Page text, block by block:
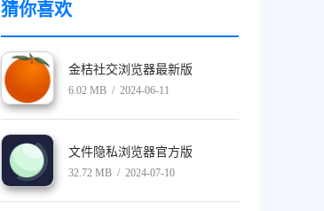
猜你喜欢
金桔社交浏览器最新版
6.02 MB / 2024-06-11
文件隐私浏览器官方版
32.72 MB / 2024-07-10